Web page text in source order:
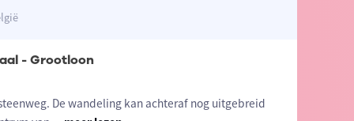
- Grootloon
De wandeling kan achteraf nog uitgebreid